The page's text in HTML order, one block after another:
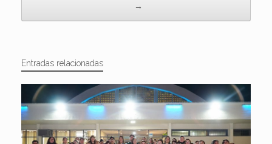
→
Entradas relacionadas